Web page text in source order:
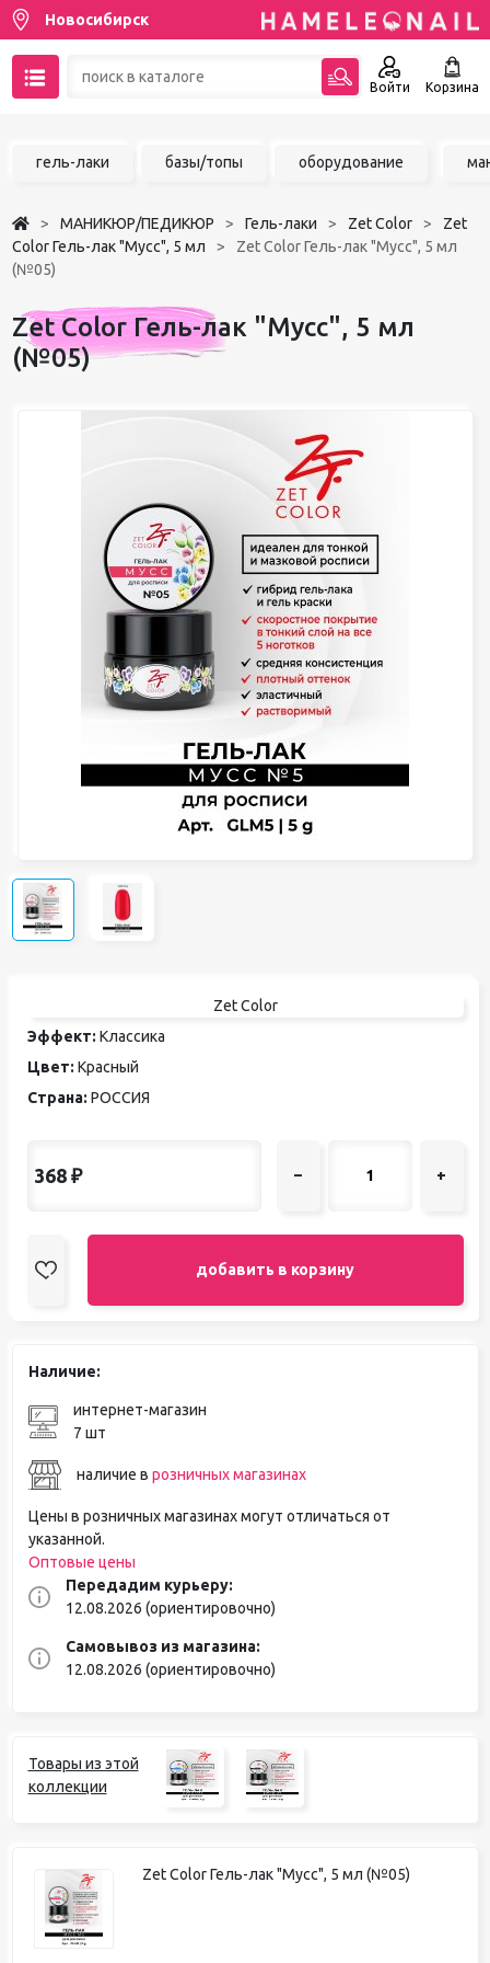
Новосибирск
Войти Корзина
Чат в MAX
Избранное
гель-лаки базы/топы оборудование
МАНИКЮР/ПЕДИКЮР Гель-лаки Zet Color
Zet
Color Гель-лак "Мусс", 5 мл
Zet Color Гель-лак "Мусс", 5 мл
(№05)
Zet Color Гель-лак "Мусс", 5 мл
(№05)
Zet Color
Эффект: Классика
Цвет: Красный
Страна: РОССИЯ
368 ₽ – +
добавить в корзину
Наличие:
интернет-магазин
7 шт
наличие в розничных магазинах
Цены в розничных магазинах могут отличаться от
указанной.
Оптовые цены
Передадим курьеру:
12.08.2026 (ориентировочно)
Самовывоз из магазина:
12.08.2026 (ориентировочно)
Товары из этой
коллекции
Zet Color Гель-лак "Мусс", 5 мл (№05)